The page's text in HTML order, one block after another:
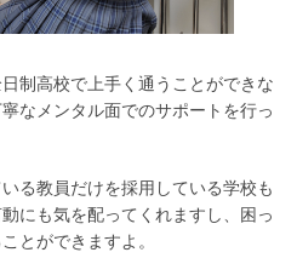
制高校で上手く通うことができな
なメンタル面でのサポートを行っ
る教員だけを採用している学校も
にも気を配ってくれますし、困っ
とができますよ。